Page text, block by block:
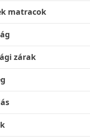
matracok
zárak